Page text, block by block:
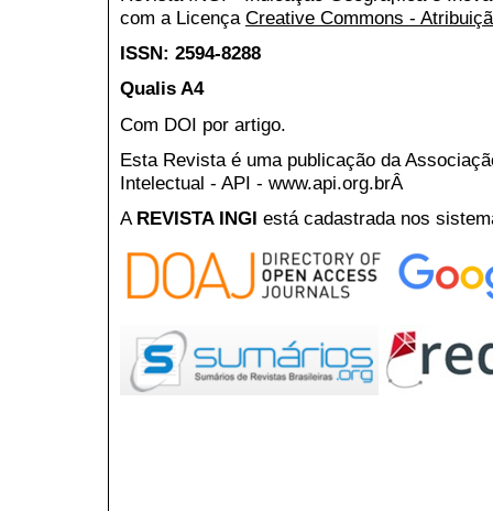
com a Licença Creative Commons -
ISSN: 2594-8288
Qualis A4
Com DOI por artigo.
Esta Revista é uma publicação da
Intelectual - API - www.api.org.brÂ
A REVISTA INGI está cadastrada nos